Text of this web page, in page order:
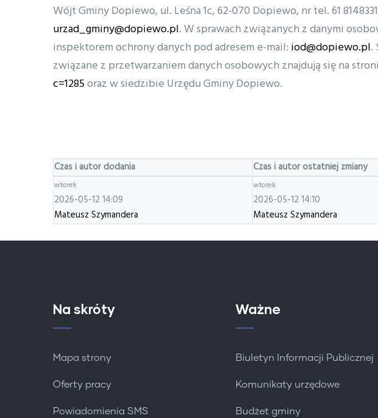
Wójt Gminy Dopiewo, ul. Leśna 1c, 62-070 Dopiewo, nr tel. 61
urzad_gminy@dopiewo.pl. W sprawach związanych z danymi
inspektorem ochrony danych pod adresem e-mail: iod@dopiewo.pl.
związane z przetwarzaniem danych osobowych znajdują się na
c=1285oraz w siedzibie Urzędu Gminy Dopiewo.
Czas i autor dodania Czas i autor ostatniej zmiany
wtorek
2026-05-12 14:09
Mateusz Szymandera
wtorek
2026-05-12 14:10
Mateusz Szymandera
Na skróty
Mapa strony
Oferty pracy
Powiadomienia SMS
Ważne
Biuletyn Informacji Publicznej
Komunikaty urzędowe
Budżet gminy